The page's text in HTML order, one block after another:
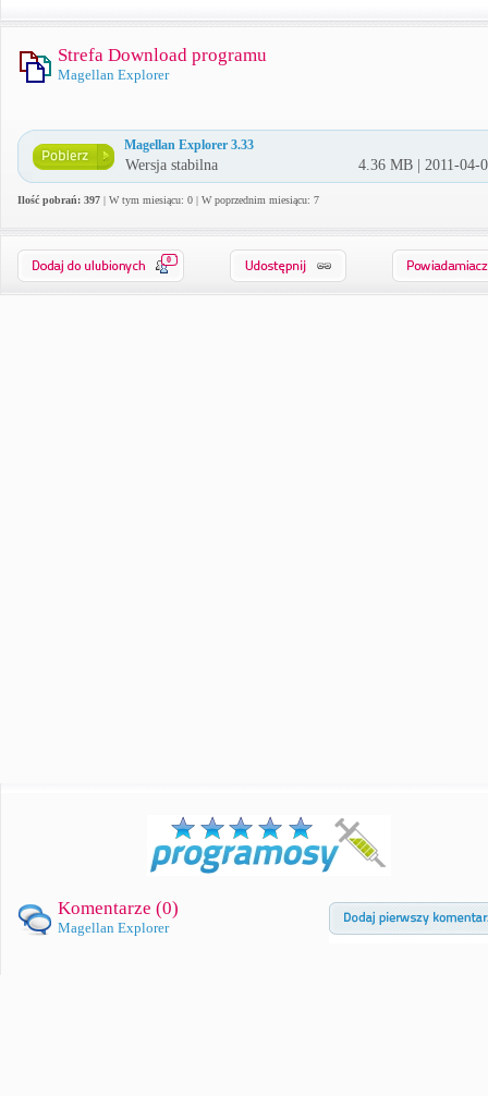
Strefa Download programu
Magellan Explorer
Magellan Explorer 3.33
Wersja stabilna 4.36 MB | 2011-04-
Ilość pobrań: 397 | W tym miesiącu: 0 | W poprzednim miesiącu: 7
0
Komentarze (0)
Magellan Explorer